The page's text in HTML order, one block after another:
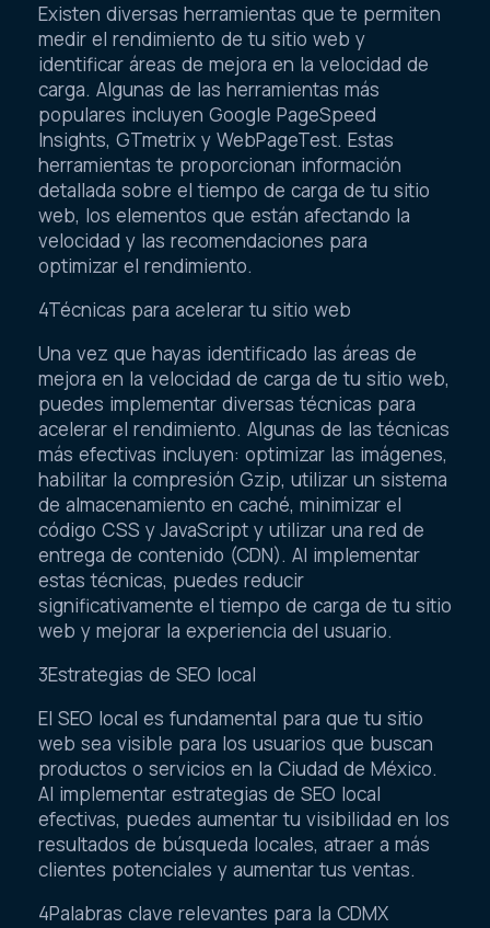
Existen diversas herramientas que te permiten
medir el rendimiento de tu sitio web y
identificar áreas de mejora en la velocidad de
carga. Algunas de las herramientas más
populares incluyen Google PageSpeed
Insights, GTmetrix y WebPageTest. Estas
herramientas te proporcionan información
detallada sobre el tiempo de carga de tu sitio
web, los elementos que están afectando la
velocidad y las recomendaciones para
optimizar el rendimiento.
4Técnicas para acelerar tu sitio web
Una vez que hayas identificado las áreas de
mejora en la velocidad de carga de tu sitio web,
puedes implementar diversas técnicas para
acelerar el rendimiento. Algunas de las técnicas
más efectivas incluyen: optimizar las imágenes,
habilitar la compresión Gzip, utilizar un sistema
de almacenamiento en caché, minimizar el
código CSS y JavaScript y utilizar una red de
entrega de contenido (CDN). Al implementar
estas técnicas, puedes reducir
significativamente el tiempo de carga de tu sitio
web y mejorar la experiencia del usuario.
3Estrategias de SEO local
El SEO local es fundamental para que tu sitio
web sea visible para los usuarios que buscan
productos o servicios en la Ciudad de México.
Al implementar estrategias de SEO local
efectivas, puedes aumentar tu visibilidad en los
resultados de búsqueda locales, atraer a más
clientes potenciales y aumentar tus ventas.
4Palabras clave relevantes para la CDMX